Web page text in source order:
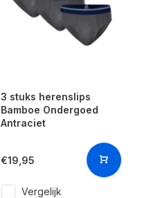
3 stuks herenslips
Bamboe Ondergoed
Antraciet
€19,95
Vergelijk